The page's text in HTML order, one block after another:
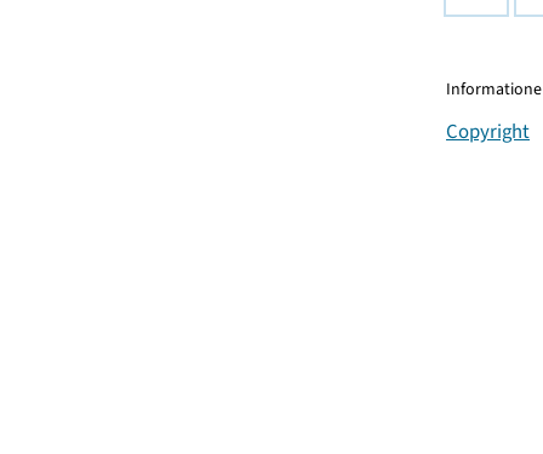
Copyright